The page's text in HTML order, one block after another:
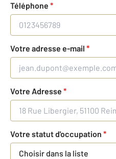
Téléphone *
Votre adresse e-mail *
Votre Adresse *
Votre statut d'occupation *
Choisir dans la liste